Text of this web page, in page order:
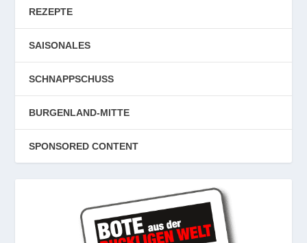
REZEPTE
SAISONALES
SCHNAPPSCHUSS
BURGENLAND-MITTE
SPONSORED CONTENT